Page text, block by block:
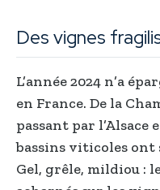
Des vignes
L’année 2024 n’a
en France. De la
passant par l’Alsace
bassins viticoles ont
Gel, grêle, mildiou :